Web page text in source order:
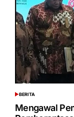
POSTED
IN
BERITA
Mengawal